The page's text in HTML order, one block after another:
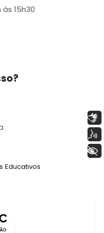
às 15h30
Educativos